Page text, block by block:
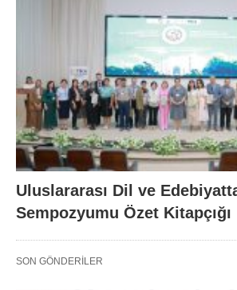
Uluslararası Dil ve
Sempozyumu Özet Kitapçığı
SON GÖNDERILER